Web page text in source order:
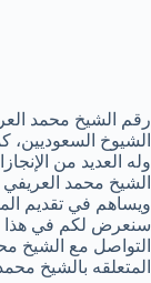
رقم الشيخ محمد
الشيوخ السعوديين،
وله العديد من
الشيخ محمد
ويساهم في تقديم
سنعرض لكم في هذا
التواصل مع الشيخ
المتعلقه بالشيخ